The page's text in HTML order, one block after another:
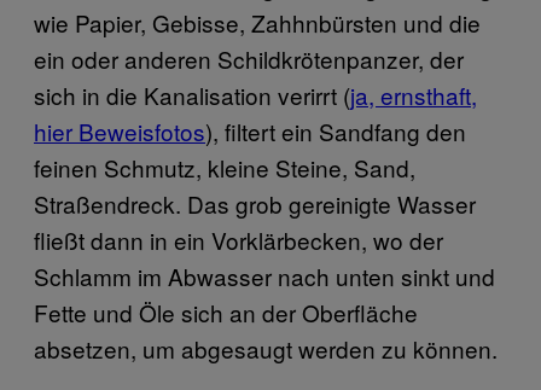
wie Papier, Gebisse, Zahhnbürsten und die
ein oder anderen Schildkrötenpanzer, der
sich in die Kanalisation verirrt (ja, ernsthaft,
hier Beweisfotos), filtert ein Sandfang den
feinen Schmutz, kleine Steine, Sand,
Straßendreck. Das grob gereinigte Wasser
fließt dann in ein Vorklärbecken, wo der
Schlamm im Abwasser nach unten sinkt und
Fette und Öle sich an der Oberfläche
absetzen, um abgesaugt werden zu können.